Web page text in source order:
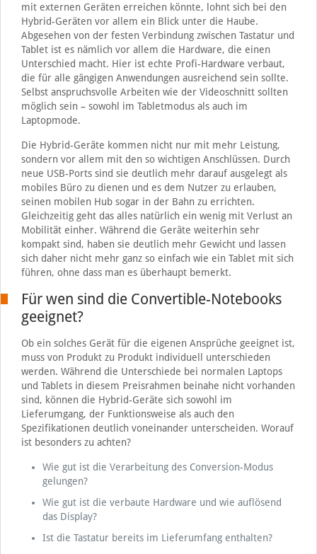
mit externen Geräten erreichen könnte, lohnt sich bei den
Hybrid-Geräten vor allem ein Blick unter die Haube.
Abgesehen von der festen Verbindung zwischen Tastatur und
Tablet ist es nämlich vor allem die Hardware, die einen
Unterschied macht. Hier ist echte Profi-Hardware verbaut,
die für alle gängigen Anwendungen ausreichend sein sollte.
Selbst anspruchsvolle Arbeiten wie der Videoschnitt sollten
möglich sein – sowohl im Tabletmodus als auch im
Laptopmode.
Die Hybrid-Geräte kommen nicht nur mit mehr Leistung,
sondern vor allem mit den so wichtigen Anschlüssen. Durch
neue USB-Ports sind sie deutlich mehr darauf ausgelegt als
mobiles Büro zu dienen und es dem Nutzer zu erlauben,
seinen mobilen Hub sogar in der Bahn zu errichten.
Gleichzeitig geht das alles natürlich ein wenig mit Verlust an
Mobilität einher. Während die Geräte weiterhin sehr
kompakt sind, haben sie deutlich mehr Gewicht und lassen
sich daher nicht mehr ganz so einfach wie ein Tablet mit sich
führen, ohne dass man es überhaupt bemerkt.
Für wen sind die Convertible-Notebooks
geeignet?
Ob ein solches Gerät für die eigenen Ansprüche geeignet ist,
muss von Produkt zu Produkt individuell unterschieden
werden. Während die Unterschiede bei normalen Laptops
und Tablets in diesem Preisrahmen beinahe nicht vorhanden
sind, können die Hybrid-Geräte sich sowohl im
Lieferumgang, der Funktionsweise als auch den
Spezifikationen deutlich voneinander unterscheiden. Worauf
ist besonders zu achten?
Wie gut ist die Verarbeitung des Conversion-Modus
gelungen?
Wie gut ist die verbaute Hardware und wie auflösend
das Display?
Ist die Tastatur bereits im Lieferumfang enthalten?